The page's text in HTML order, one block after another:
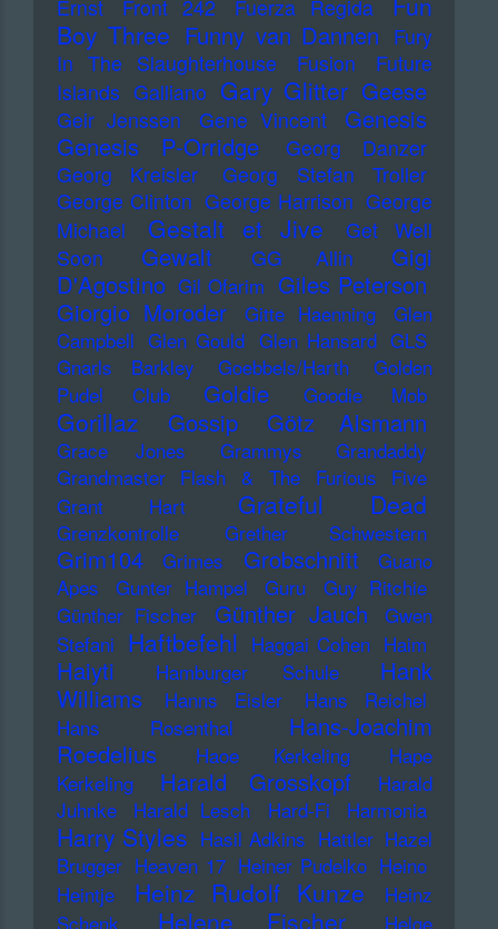
Ernst
Front 242 Fuerza Regida
Boy Three Funny van Dannen Fury
In The Slaughterhouse
Fusion
Future
Islands Galliano Gary Glitter Geese
Geir Jenssen Gene Vincent
Genesis
Genesis P-Orridge
Georg Danzer
Georg Kreisler
Georg Stefan Troller
George Clinton George Harrison George
Michael
Gestalt et Jive
Get Well
Soon
Gewalt GG Allin
Gigi
D'Agostino Gil Ofarim Giles Peterson
Giorgio Moroder
Gitte Haenning
Glen
Campbell Glen Gould Glen Hansard GLS
Gnarls Barkley
Goebbels/Harth
Golden
Pudel Club
Goldie Goodie Mob
Gorillaz Gossip Götz Alsmann
Grace Jones Grammys
Grandaddy
Grandmaster Flash & The Furious Five
Grant Hart
Grateful Dead
Grenzkontrolle Grether Schwestern
Grim104 Grimes Grobschnitt
Guano
Apes
Gunter Hampel Guru
Guy Ritchie
Günther Fischer
Günther Jauch
Gwen
Stefani Haftbefehl Haggai Cohen Haim
Haiyti Hamburger Schule
Hank
Williams
Hanns Eisler
Hans Reichel
Hans Rosenthal
Hans-Joachim
Roedelius
Haoe Kerkeling
Hape
Kerkeling
Harald Grosskopf
Harald
Juhnke
Harald Lesch Hard-Fi Harmonia
Harry Styles Hasil Adkins Hattler Hazel
Brugger Heaven 17 Heiner Pudelko Heino
Heintje
Heinz Rudolf Kunze
Heinz
Schenk
Helene Fischer Helge